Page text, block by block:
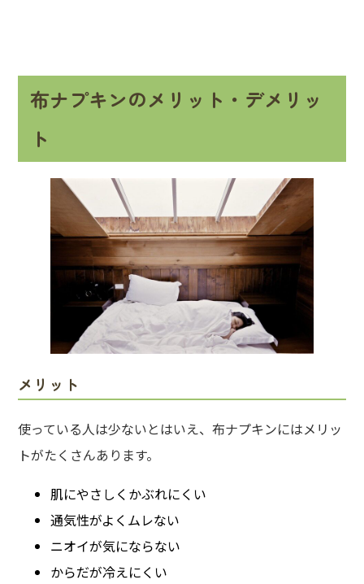
布ナプキンのメリット・デメリッ
ト
メリット
使っている人は少ないとはいえ、布ナプキンにはメリッ
トがたくさんあります。
肌にやさしくかぶれにくい
通気性がよくムレない
ニオイが気にならない
からだが冷えにくい